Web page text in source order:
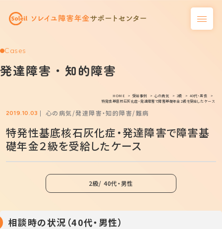
Cases
発達障害・知的障害
HOME 受給事例 心の病気 2級
40代・男性
特発性基底核石灰化症・発達障害で障害基礎年金２級を受給したケース
2019.10.03 心の病気 発達障害・知的障害 難病
特発性基底核石灰化症・発達障害で障害基
礎年金２級を受給したケース
2級 40代・男性
相談時の状況（40代・男性）